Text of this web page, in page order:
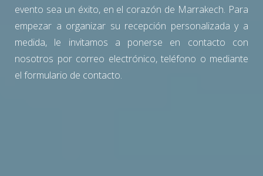
evento sea un éxito, en el corazón de Marrakech. Para
empezar a organizar su recepción personalizada y a
medida, le invitamos a ponerse en contacto con
nosotros por correo electrónico, teléfono o mediante
el formulario de contacto.